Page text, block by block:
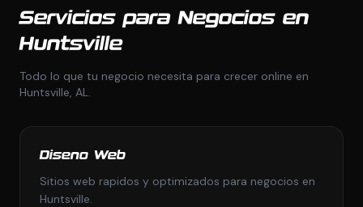
Servicios para Negocios en
Huntsville
Todo lo que tu negocio necesita para crecer online en
Huntsville, AL.
Diseno Web
Sitios web rapidos y optimizados para negocios en
Huntsville.